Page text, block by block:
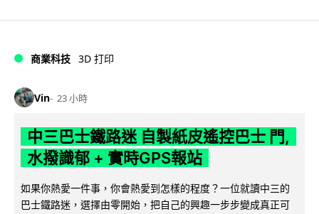
商業科技 3D 打印
Vin 23 小時
中三巴士鐵路迷 自製紙皮遙控巴士 門,
水撥識郁 + 實時GPS報站
如果你熱愛一件事，你會熱愛到怎樣的程度？一位就讀中三的
巴士鐵路迷，選擇由零開始，把自己的興趣一步步變成真正可